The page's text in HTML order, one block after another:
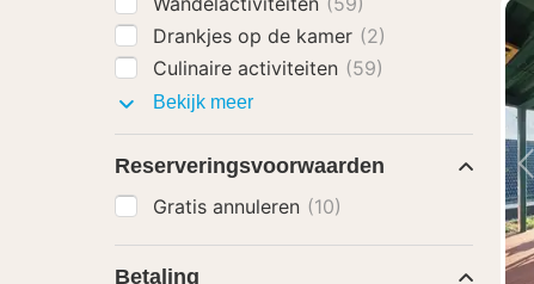
Drankjes op de kamer (2)
Culinaire activiteiten (59)
Bekijk meerArrangementen
Reserveringsvoorwaarden
Gratis annuleren (10)
Betaling